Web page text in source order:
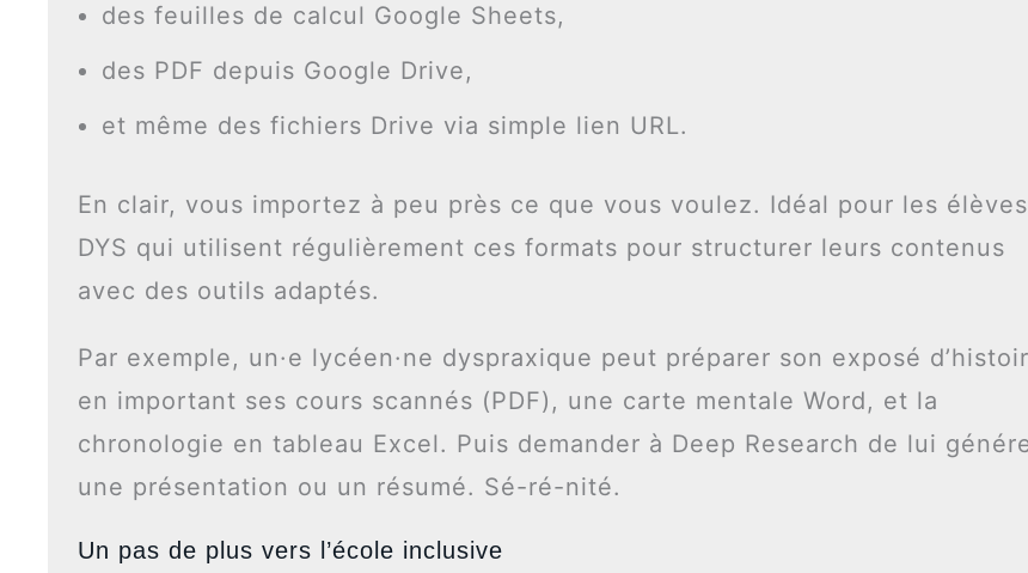
des feuilles de calcul Google Sheets,
des PDF depuis Google Drive,
et même des fichiers Drive via simple lien URL.
En clair, vous importez à peu près ce que vous voulez. Idéal pour les élèves
DYS qui utilisent régulièrement ces formats pour structurer leurs contenus
avec des outils adaptés.
Par exemple, un·e lycéen·ne dyspraxique peut préparer son exposé
en important ses cours scannés (PDF), une carte mentale Word, et la
chronologie en tableau Excel. Puis demander à Deep Research de lui
une présentation ou un résumé. Sé-ré-nité.
Un pas de plus vers l’école inclusive